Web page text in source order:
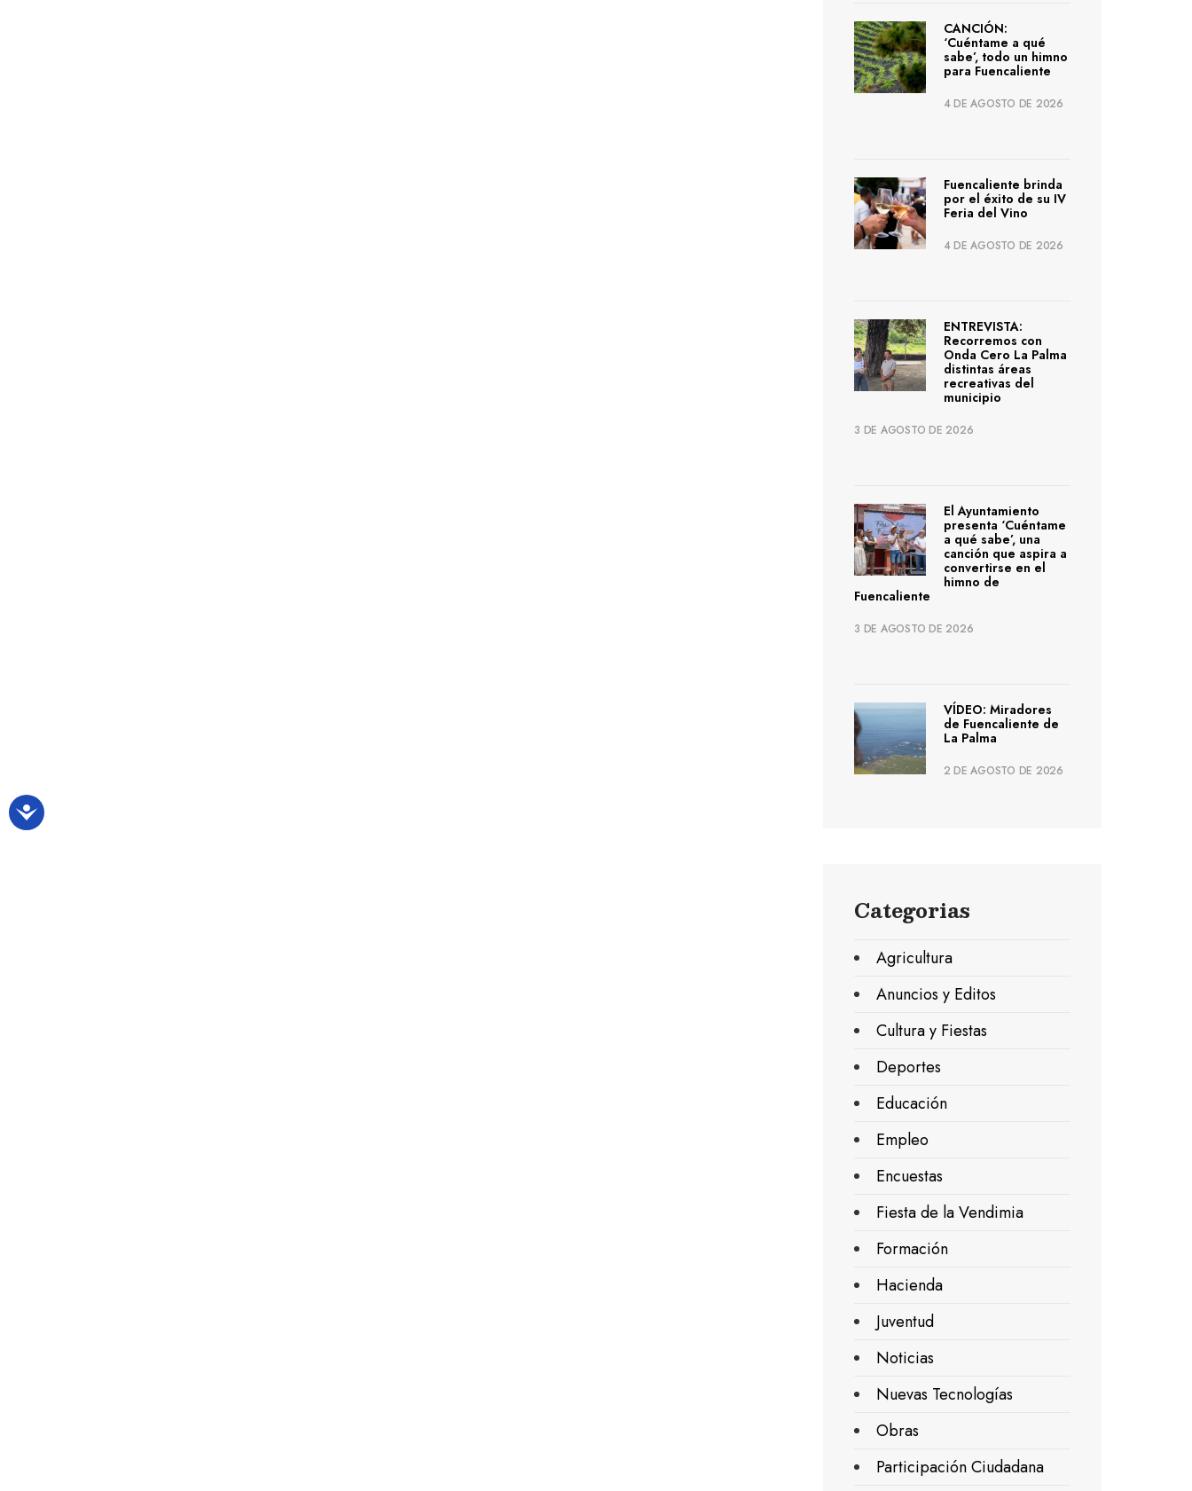
CANCIÓN:
‘Cuéntame a qué
sabe’, todo un himno
para Fuencaliente
4 DE AGOSTO DE 2026
Fuencaliente brinda
por el éxito de su IV
Feria del Vino
4 DE AGOSTO DE 2026
ENTREVISTA:
Recorremos con
Onda Cero La Palma
distintas áreas
recreativas del
municipio
3 DE AGOSTO DE 2026
El Ayuntamiento
presenta ‘Cuéntame
a qué sabe’, una
canción que aspira a
convertirse en el
himno de
Fuencaliente
3 DE AGOSTO DE 2026
VÍDEO: Miradores
de Fuencaliente de
La Palma
2 DE AGOSTO DE 2026
Categorias
Agricultura
Anuncios y Editos
Cultura y Fiestas
Deportes
Educación
Empleo
Encuestas
Fiesta de la Vendimia
Formación
Hacienda
Juventud
Noticias
Nuevas Tecnologías
Obras
Participación Ciudadana